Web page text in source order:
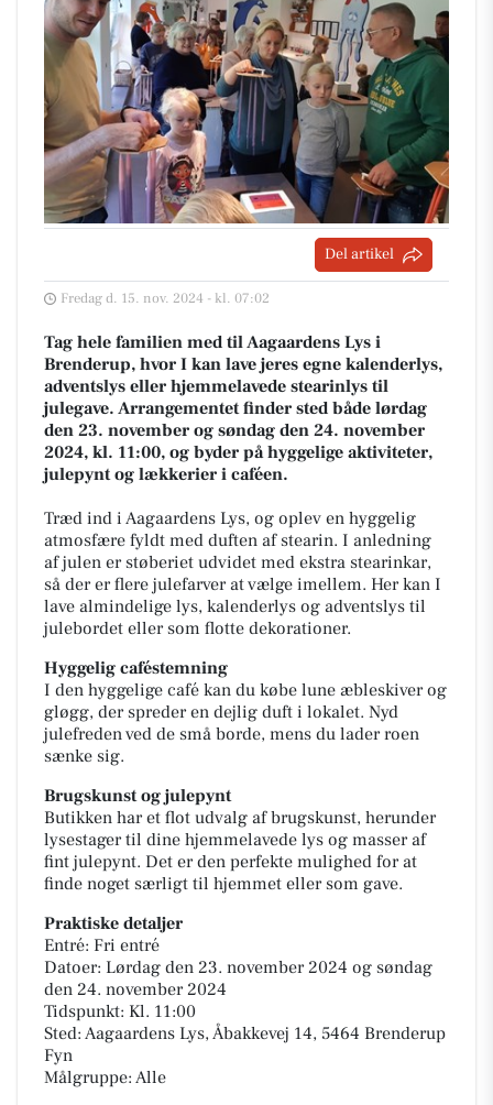
Del artikel
Fredag d. 15. nov. 2024 - kl. 07:02
Tag hele familien med til Aagaardens Lys i
Brenderup, hvor I kan lave jeres egne kalenderlys,
adventslys eller hjemmelavede stearinlys til
julegave. Arrangementet finder sted både lørdag
den 23. november og søndag den 24. november
2024, kl. 11:00, og byder på hyggelige aktiviteter,
julepynt og lækkerier i caféen.
Træd ind i Aagaardens Lys, og oplev en hyggelig
atmosfære fyldt med duften af stearin. I anledning
af julen er støberiet udvidet med ekstra stearinkar,
så der er flere julefarver at vælge imellem. Her kan I
lave almindelige lys, kalenderlys og adventslys til
julebordet eller som flotte dekorationer.
Hyggelig caféstemning
I den hyggelige café kan du købe lune æbleskiver og
gløgg, der spreder en dejlig duft i lokalet. Nyd
julefreden ved de små borde, mens du lader roen
sænke sig.
Brugskunst og julepynt
Butikken har et flot udvalg af brugskunst, herunder
lysestager til dine hjemmelavede lys og masser af
fint julepynt. Det er den perfekte mulighed for at
finde noget særligt til hjemmet eller som gave.
Praktiske detaljer
Entré: Fri entré
Datoer: Lørdag den 23. november 2024 og søndag
den 24. november 2024
Tidspunkt: Kl. 11:00
Sted: Aagaardens Lys, Åbakkevej 14, 5464 Brenderup
Fyn
Målgruppe: Alle